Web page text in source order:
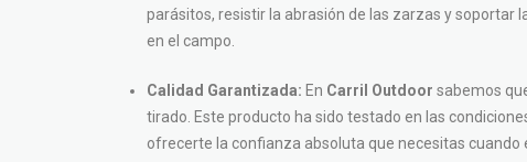
parásitos, resistir la abrasión de las zarzas y soportar
en el campo.
Calidad Garantizada: En Carril Outdoor sabemos
tirado. Este producto ha sido testado en las
ofrecerte la confianza absoluta que necesitas cuando